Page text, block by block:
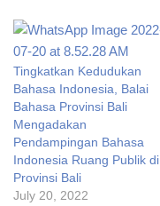
Tingkatkan Kedudukan
Bahasa Indonesia, Balai
Bahasa Provinsi Bali
Mengadakan
Pendampingan Bahasa
Indonesia Ruang Publik di
Provinsi Bali
July 20, 2022